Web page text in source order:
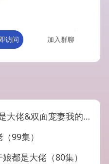
访问 加入群聊
老婆是大佬（80集）金小月&陈逸飞
99集）
都是大佬（80集）